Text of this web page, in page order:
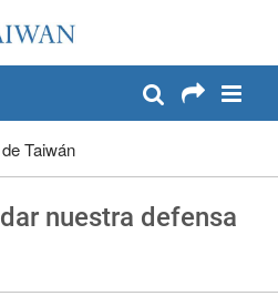
Taiwán
nuestra defensa